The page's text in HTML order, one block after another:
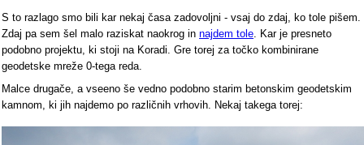
S to razlago smo bili kar nekaj časa zadovoljni - vsaj do zdaj, ko tole pišem.
Zdaj pa sem šel malo raziskat naokrog in najdem tole . Kar je presneto
podobno projektu, ki stoji na Koradi. Gre torej za točko kombinirane
geodetske mreže 0-tega reda.
Malce drugače, a vseeno še vedno podobno starim betonskim geodetskim
kamnom, ki jih najdemo po različnih vrhovih. Nekaj takega torej: